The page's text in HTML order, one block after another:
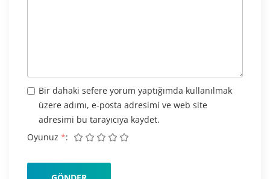
Oyunuz *
Bir dahaki sefere yorum yaptığımda kullanılmak
üzere adımı, e-posta adresimi ve web site
adresimi bu tarayıcıya kaydet.